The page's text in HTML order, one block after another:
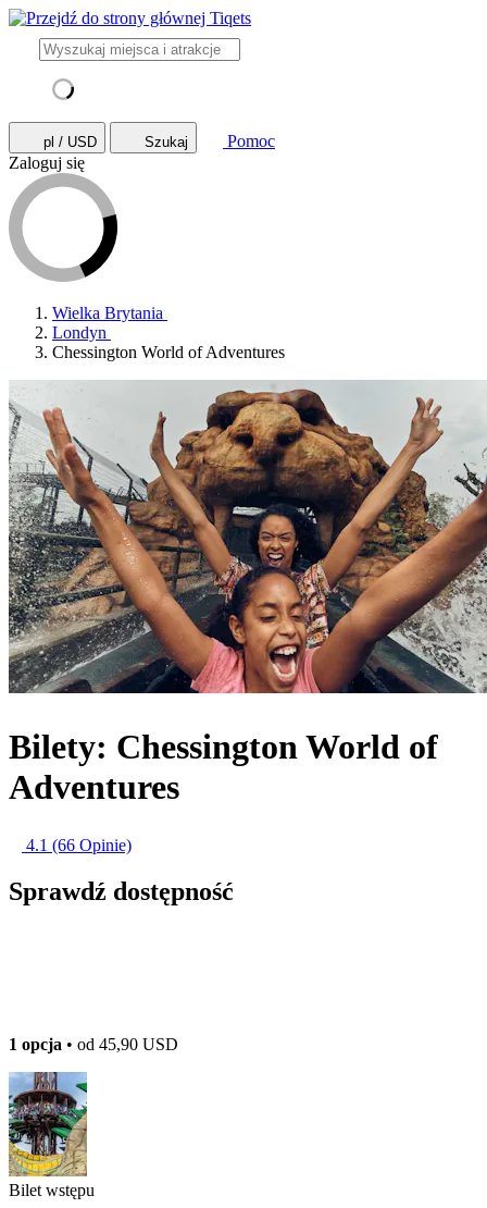
pl / USD Szukaj
Pomoc
Zaloguj się
Wielka Brytania
Londyn
Chessington World of Adventures
Bilety: Chessington World of
Adventures
4.1 (66 Opinie)
Sprawdź dostępność
1 opcja • od 45,90 USD
Bilet wstępu